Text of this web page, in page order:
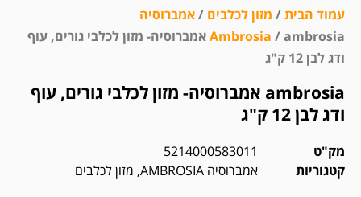
עמוד הבית/ מזון לכלבים /אמברוסיה
Ambrosia/ ambrosia אמברוסיה- מזון לכלבי גורים, עוף
ודג לבן 12 ק"ג
ambrosia אמברוסיה- מזון לכלבי גורים, עוף
ודג לבן 12 ק"ג
מק"ט
5214000583011
קטגוריות
אמברוסיה AMBROSIA , מזון לכלבים